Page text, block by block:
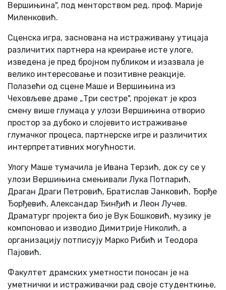
Вершињина", под менторством ред. проф. Марије
Миленковић.
Сценска игра, заснована на истраживању утицаја
различитих партнера на креирање исте улоге,
изведена је пред бројном публиком и изазвала је
велико интересовање и позитивне реакције.
Полазећи од сцене Маше и Вершињина из
Чеховљеве драме „Три сестре", пројекат је кроз
смену више глумаца у улози Вершињина отворио
простор за дубоко и слојевито истраживање
глумачког процеса, партнерске игре и различитих
интерпретативних могућности.
Улогу Маше тумачила је Ивана Терзић, док су се у
улози Вершињина смењивали Лука Потпарић,
Драган Драги Петровић, Братислав Јанковић, Ђорђе
Ђорђевић, Александар Ђинђић и Леон Лучев.
Драматург пројекта био је Вук Бошковић, музику је
компоновао и изводио Димитрије Николић, а
организацију потписују Марко Рибић и Теодора
Пајовић.
Факултет драмских уметности поносан је на
уметнички и истраживачки рад своје студенткиње,